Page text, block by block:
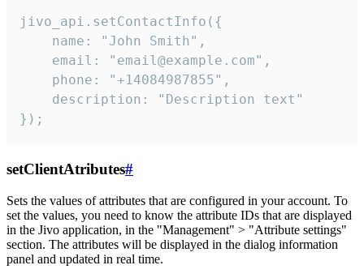
jivo_api.setContactInfo({
    name: "John Smith",
    email: "email@example.com",
    phone: "+14084987855",
    description: "Description text"
});
setClientAtributes#
Sets the values ​​of attributes that are configured in your account. To
set the values, you need to know the attribute IDs that are displayed
in the Jivo application, in the "Management" > "Attribute settings"
section. The attributes will be displayed in the dialog information
panel and updated in real time.